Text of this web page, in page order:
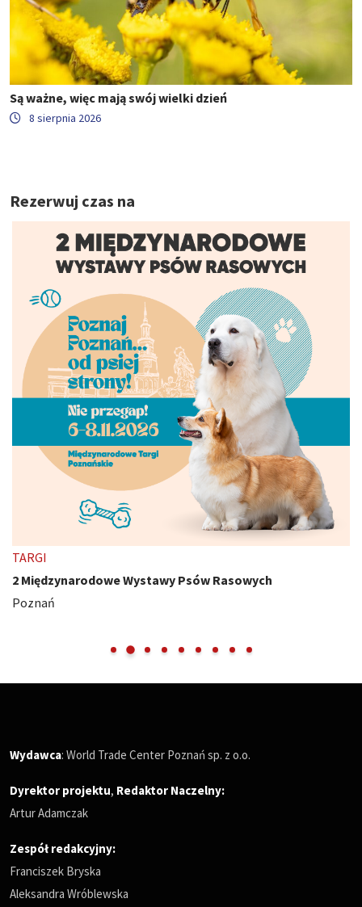
Są ważne, więc mają swój wielki dzień
8 sierpnia 2026
Rezerwuj czas na
TARGI
2 Międzynarodowe Wystawy Psów Rasowych
Poznań
Wydawca: World Trade Center Poznań sp. z o.o.
Dyrektor projektu, Redaktor Naczelny:
Artur Adamczak
Zespół redakcyjny:
Franciszek Bryska
Aleksandra Wróblewska